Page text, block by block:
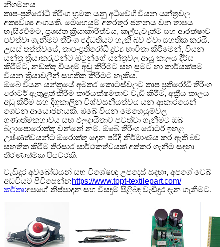
නිගමනය
තාප-ප්‍රතිරෝධී තිරිංග භ්‍රමක යනු අධිවේගී වියන යන්ත්‍රවල
අත්‍යවශ්‍ය අංගයකි. මෙහෙයුම් අතරතුර ජනනය වන තාපය
හැසිරවීමට, ප්‍රශස්ත ක්‍රියාකාරිත්වය, කල්පැවැත්ම සහ ආරක්ෂාව
පවත්වා ගැනීමට තිරිංග පද්ධතියට හැකි බව ඒවා සහතික කරයි.
උසස් තත්ත්වයේ, තාප-ප්‍රතිරෝධී ද්‍රව්‍ය භාවිතා කිරීමෙන්, වියන
යන්ත්‍ර ක්‍රියාකරුවන්ට ඔවුන්ගේ යන්ත්‍රවල ආයු කාලය දීර්ඝ
කිරීමට, නඩත්තු වියදම් අඩු කිරීමට සහ සුමට හා කාර්යක්ෂම
වියන ක්‍රියාවලීන් සහතික කිරීමට හැකිය.
ඔබේ වියන යන්ත්‍රයේ අමතර කොටස්වලට තාප ප්‍රතිරෝධී තිරිංග
රොටර් ඇතුළත් කිරීම කාර්යක්ෂමතාව වැඩි කිරීම, අක්‍රීය කාලය
අඩු කිරීම සහ දිගුකාලීන විශ්වසනීයත්වය යන ආකාරයෙන්
ගෙවන ආයෝජනයකි. ඔබේ වියන මෙහෙයුම්වල
ගුණාත්මකභාවය සහ ඵලදායිතාව පවත්වා ගැනීමට ඔබ
බලාපොරොත්තු වන්නේ නම්, ඔබේ තිරිංග රොටර් ඉහළ
උෂ්ණත්වයන්ට ඔරොත්තු දෙන පරිදි නිර්මාණය කර ඇති බව
සහතික කිරීම තිරසාර සාර්ථකත්වයක් අත්කර ගැනීම සඳහා
තීරණාත්මක පියවරකි.
වැඩිදුර අවබෝධයන් සහ විශේෂඥ උපදෙස් සඳහා, අපගේ වෙබ්
අඩවියට පිවිසෙන්නhttps://www.topt-textilepart.com/
කර්තෘ:අපගේ නිෂ්පාදන සහ විසඳුම් පිළිබඳ වැඩිදුර දැන ගැනීමට.